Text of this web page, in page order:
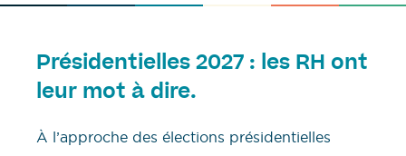
Présidentielles 2027 : les RH ont
leur mot à dire.
À l’approche des élections présidentielles